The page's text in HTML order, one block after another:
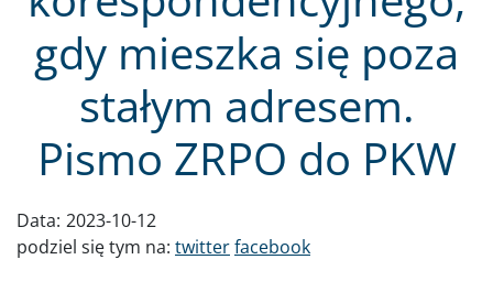
gdy mieszka się poza
stałym adresem.
Pismo ZRPO do PKW
Data: 2023-10-12
podziel się tym na: twitterfacebook